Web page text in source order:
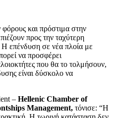
και πρόστιμα στην
προς την ταχύτερη
επένδυση σε νέα πλοία με
να προσφέρει
που θα το τολμήσουν,
είναι δύσκολο να
– Hellenic Chamber of
Management, τόνισε: “Η